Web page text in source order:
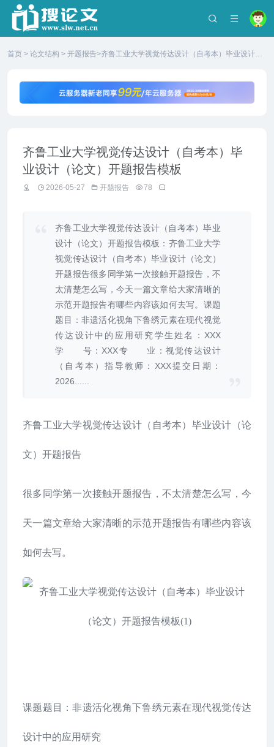
首页 > 论文结构 > 开题报告>齐鲁工业大学视觉传达设计（自考本）毕业设计
齐鲁工业大学视觉传达设计（自考本）毕
业设计（论文）开题报告模板
2026-05-27 开题报告 78
齐鲁工业大学视觉传达设计（自考本）毕业
设计（论文）开题报告模板：齐鲁工业大学
视觉传达设计（自考本）毕业设计（论文）
开题报告很多同学第一次接触开题报告，不
太清楚怎么写，今天一篇文章给大家清晰的
示范开题报告有哪些内容该如何去写。课题
题目：非遗活化视角下鲁绣元素在现代视觉
传达设计中的应用研究学生姓名：XXX
学 号：XXX专 业：视觉传达设计
（自考本）指导教师：XXX提交日期：
2026......
齐鲁工业大学视觉传达设计（自考本）毕业设计（论
文）开题报告
很多同学第一次接触开题报告，不太清楚怎么写，今
天一篇文章给大家清晰的示范开题报告有哪些内容该
如何去写。
课题题目：非遗活化视角下鲁绣元素在现代视觉传达
设计中的应用研究